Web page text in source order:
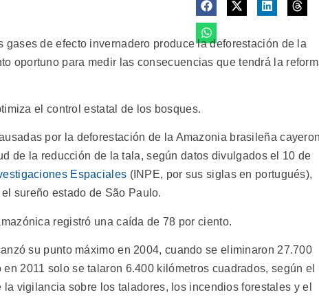
gases de efecto invernadero produce la deforestación de la
oportuno para medir las consecuencias que tendrá la
el control estatal de los bosques.
por la deforestación de la Amazonia brasileña
de la reducción de la tala, según datos divulgados el 10 de
Espaciales (INPE, por sus siglas en portugués),
sureño estado de São Paulo.
registró una caída de 78 por ciento.
su punto máximo en 2004, cuando se eliminaron 27.700
2011 solo se talaron 6.400 kilómetros cuadrados, según el
vigilancia sobre los taladores, los incendios forestales y el